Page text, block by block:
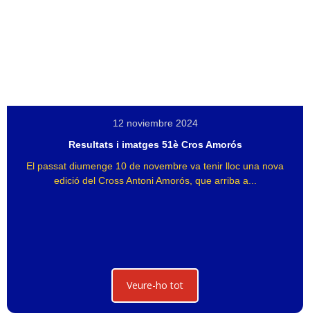
12 noviembre 2024
Resultats i imatges 51è Cros Amorós
El passat diumenge 10 de novembre va tenir lloc una nova
edició del Cross Antoni Amorós, que arriba a...
Veure-ho tot